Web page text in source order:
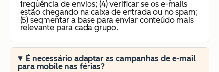
frequência de envios; (4) verificar se os e-mails
estão chegando na caixa de entrada ou no spam;
(5) segmentar a base para enviar conteúdo mais
relevante para cada grupo.
É necessário adaptar as campanhas de e-mail
para mobile nas férias?